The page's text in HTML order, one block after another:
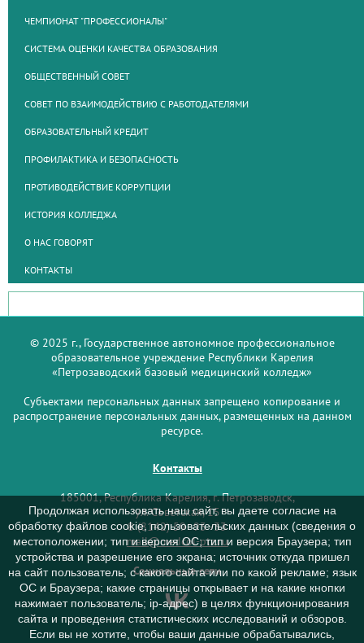
ЧЕМПИОНАТ "ПРОФЕССИОНАЛЫ"
СИСТЕМА ОЦЕНКИ КАЧЕСТВА ОБРАЗОВАНИЯ
ОБЩЕСТВЕННЫЙ СОВЕТ
СОВЕТ ПО ВЗАИМОДЕЙСТВИЮ С РАБОТОДАТЕЛЯМИ
ОБРАЗОВАТЕЛЬНЫЙ КРЕДИТ
ПРОФИЛАКТИКА И БЕЗОПАСНОСТЬ
ПРОТИВОДЕЙСТВИЕ КОРРУПЦИИ
ИСТОРИЯ КОЛЛЕДЖА
О НАС ГОВОРЯТ
КОНТАКТЫ
© 2025 г., Государственное автономное профессиональное
образовательное учреждение Республики Карелия
«Петрозаводский базовый медицинский колледж»
Субъектами персональных данных запрещено копирование и
распространение персональных данных, размещенных на данном
ресурсе.
Контакты
185001, Республика Карелия, г. Петрозаводск,
ул. Советская, 15
8 (8142) 59–93–33
mail@medcol-ptz.ru
Социальные сети
Продолжая использовать наш сайт, вы даете согласие на
обработку файлов cookie, пользовательских данных (сведения о
местоположении; тип и версия ОС; тип и версия Браузера; тип
устройства и разрешение его экрана; источник откуда пришел
на сайт пользователь; с какого сайта или по какой рекламе; язык
ОС и Браузера; какие страницы открывает и на какие кнопки
нажимает пользователь; ip-адрес) в целях функционирования
сайта и проведения статистических исследований и обзоров.
Если вы не хотите, чтобы ваши данные обрабатывались,